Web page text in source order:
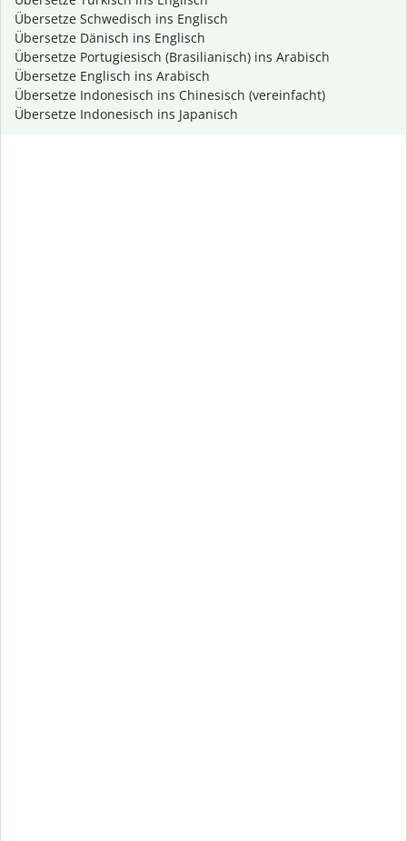
Übersetze Schwedisch ins Englisch
Übersetze Dänisch ins Englisch
Übersetze Portugiesisch (Brasilianisch) ins Arabisch
Übersetze Englisch ins Arabisch
Übersetze Indonesisch ins Chinesisch (vereinfacht)
Übersetze Indonesisch ins Japanisch